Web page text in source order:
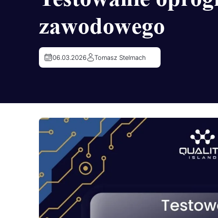
zawodowego
06.03.2026 Tomasz Stelmach